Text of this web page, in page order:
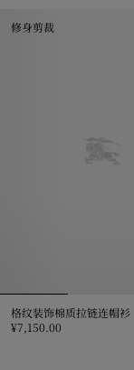
修身剪裁
格纹装饰棉质拉链连帽衫
¥7,150.00